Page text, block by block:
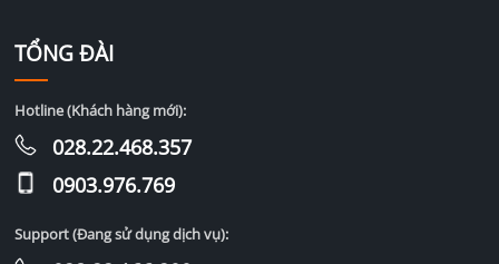
TỔNG ĐÀI
Hotline (Khách hàng mới):
028.22.468.357
0903.976.769
Support (Đang sử dụng dịch vụ):